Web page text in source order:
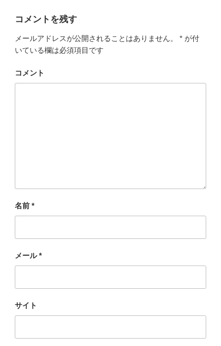
ー
コメントを残す
メールアドレスが公開されることはありません。 * が付
いている欄は必須項目です
コメント
名前 *
メール*
サイト